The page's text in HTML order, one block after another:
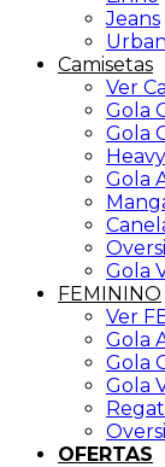
Jeans
Urban
Camisetas
Ver
Gola
Gola
Gola
Gola
FEMININO
Ver
Gola
Gola
Gola
OFERTAS